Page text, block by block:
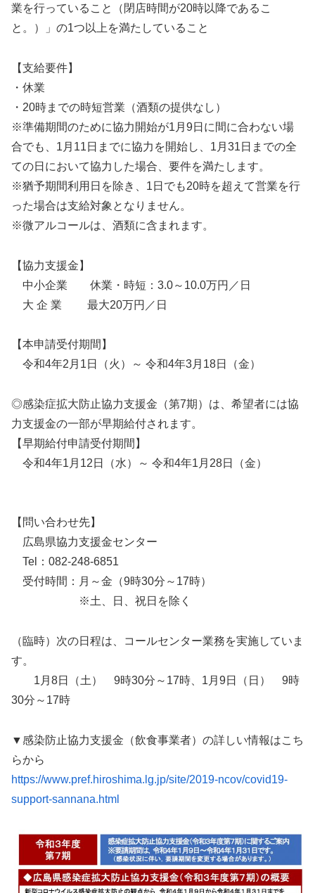
業を行っていること（閉店時間が20時以降であるこ
と。）」の1つ以上を満たしていること
【支給要件】
・休業
・20時までの時短営業（酒類の提供なし）
※準備期間のために協力開始が1月9日に間に合わない場
合でも、1月11日までに協力を開始し、1月31日までの全
ての日において協力した場合、要件を満たします。
※猶予期間利用日を除き、1日でも20時を超えて営業を行
った場合は支給対象となりません。
※微アルコールは、酒類に含まれます。
【協力支援金】
中小企業 休業・時短：3.0～10.0万円／日
大 企 業 最大20万円／日
【本申請受付期間】
令和4年2月1日（火）～ 令和4年3月18日（金）
◎感染症拡大防止協力支援金（第7期）は、希望者には協
力支援金の一部が早期給付されます。
【早期給付申請受付期間】
令和4年1月12日（水）～ 令和4年1月28日（金）
【問い合わせ先】
広島県協力支援金センター
Tel：082-248-6851
受付時間：月～金（9時30分～17時）
※土、日、祝日を除く
（臨時）次の日程は、コールセンター業務を実施していま
す。
1月8日（土） 9時30分～17時、1月9日（日） 9時
30分～17時
▼感染防止協力支援金（飲食事業者）の詳しい情報はこち
らから
https://www.pref.hiroshima.lg.jp/site/2019-ncov/covid19-
support-sannana.html